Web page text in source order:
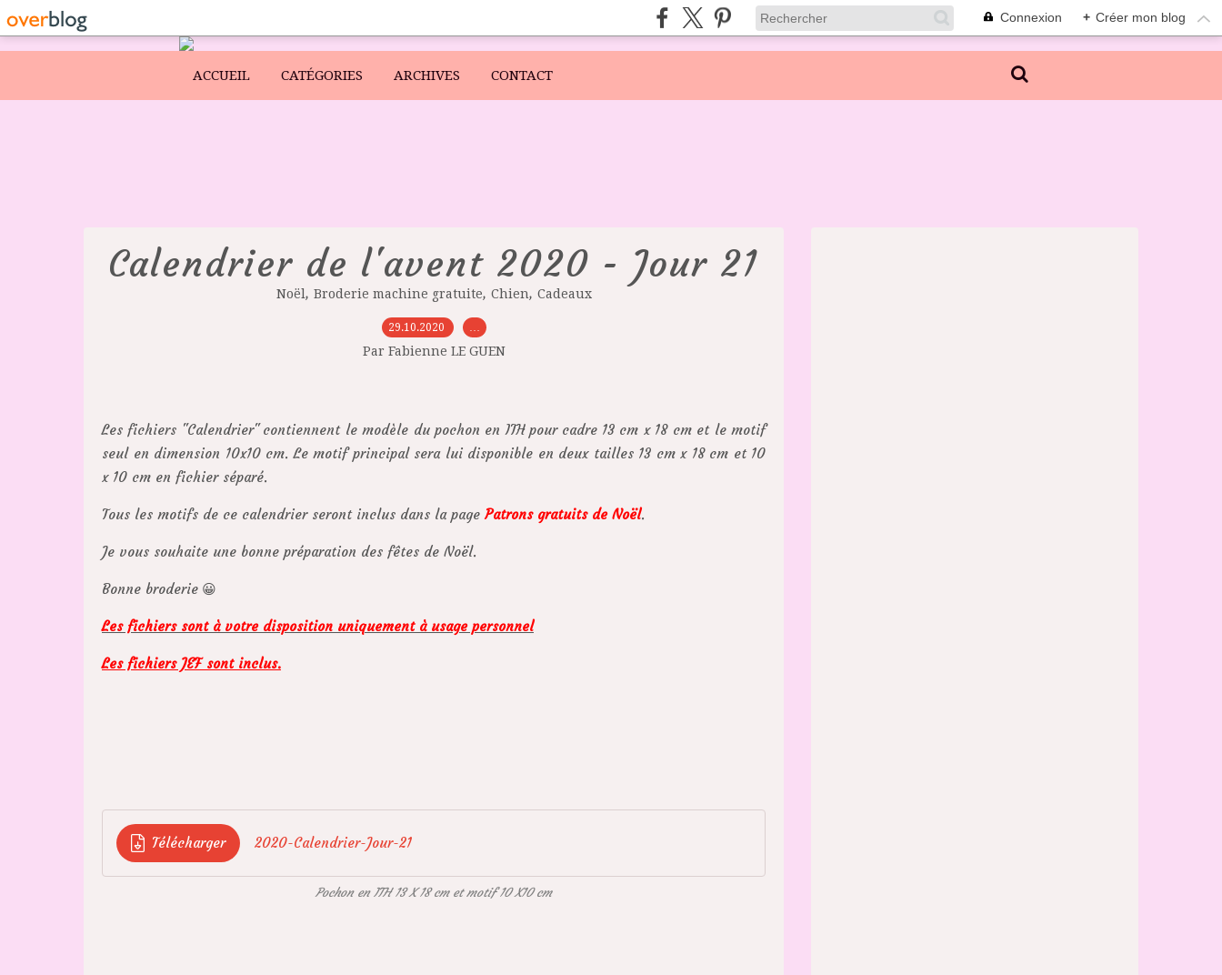
Connexion + Créer mon blog
ACCUEIL CATÉGORIES ARCHIVES CONTACT
Calendrier de l'avent 2020 - Jour 21
Noël, Broderie machine gratuite, Chien, Cadeaux
29.10.2020 …
Par Fabienne LE GUEN
Les fichiers "Calendrier" contiennent le modèle du pochon en ITH pour cadre 13 cm x 18 cm et le motif
seul en dimension 10x10 cm. Le motif principal sera lui disponible en deux tailles 13 cm x 18 cm et 10
x 10 cm en fichier séparé.
Tous les motifs de ce calendrier seront inclus dans la pagePatrons gratuits de Noël.
Je vous souhaite une bonne préparation des fêtes de Noël.
Bonne broderie 😀
Les fichiers sont à votre disposition uniquement à usage personnel
Les fichiers JEF sont inclus.
Télécharger 2020-Calendrier-Jour-21
Pochon en ITH 13 X 18 cm et motif 10 X10 cm